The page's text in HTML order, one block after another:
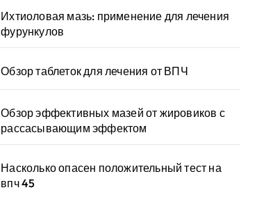
Ихтиоловая мазь: применение для лечения
фурункулов
Обзор таблеток для лечения от ВПЧ
Обзор эффективных мазей от жировиков с
рассасывающим эффектом
Насколько опасен положительный тест на
впч 45